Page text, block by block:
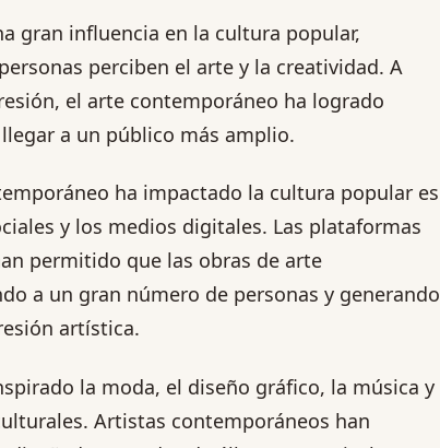
gran influencia en la cultura popular,
perciben el arte y la creatividad. A
el arte contemporáneo ha logrado
a un público más amplio.
ha impactado la cultura popular es
y los medios digitales. Las plataformas
permitido que las obras de arte
a un gran número de personas y generando
artística.
la moda, el diseño gráfico, la música y
Artistas contemporáneos han